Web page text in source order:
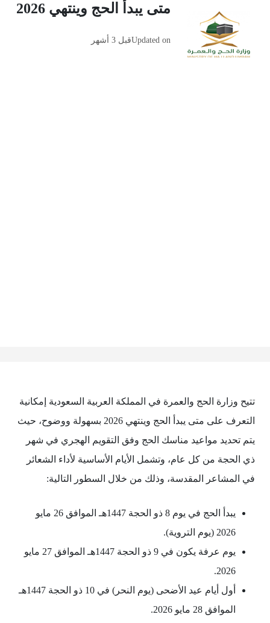
متى يبدأ الحج وينتهي 2026
Updated onقبل 3 أشهر
تتيح وزارة الحج والعمرة في المملكة العربية السعودية إمكانية
التعرف على متى يبدأ الحج وينتهي 2026 بسهولة ووضوح، حيث
يتم تحديد مواعيد مناسك الحج وفق التقويم الهجري في شهر
ذي الحجة من كل عام، وتشمل الأيام الأساسية لأداء الشعائر
في المشاعر المقدسة، وذلك من خلال السطور التالية:
يبدأ الحج في يوم 8 ذو الحجة 1447هـ الموافق 26 مايو
2026 (يوم التروية).
يوم عرفة يكون في 9 ذو الحجة 1447هـ الموافق 27 مايو
2026.
أول أيام عيد الأضحى (يوم النحر) في 10 ذو الحجة 1447هـ
الموافق 28 مايو 2026.